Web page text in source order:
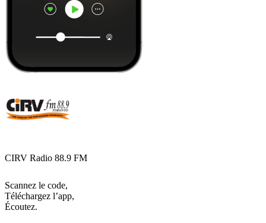
CIRV Radio 88.9 FM
Scannez le code,
Téléchargez l’app,
Écoutez.